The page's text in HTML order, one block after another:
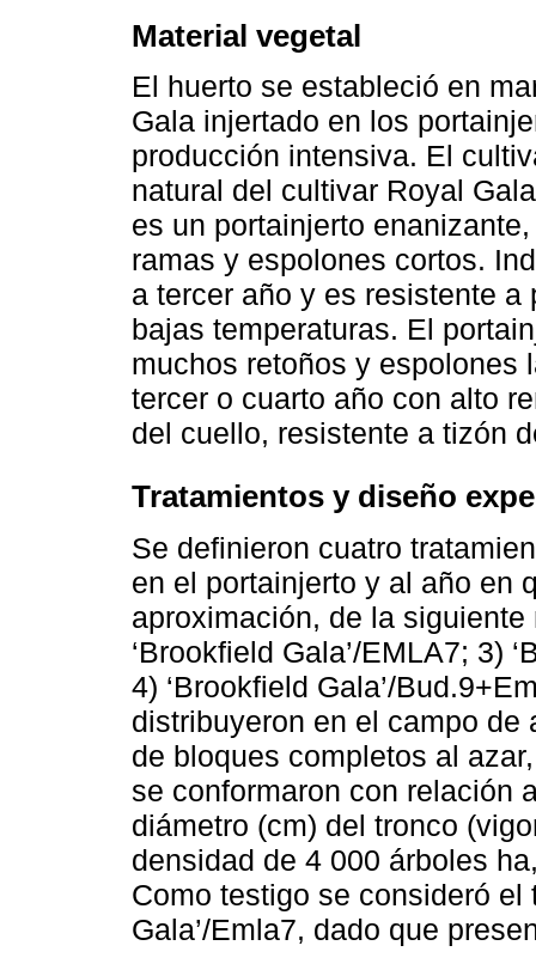
Material vegetal
El huerto se estableció en
Gala injertado en los
producción intensiva. El
natural del cultivar Royal
es un portainjerto
ramas y espolones cortos.
a tercer año y es resistente
bajas temperaturas. El
muchos retoños y espolones
tercer o cuarto año con alto
del cuello, resistente a tizón
Tratamientos y diseño
Se definieron cuatro
en el portainjerto y al año en
aproximación, de la siguiente
‘Brookfield Gala’/EMLA7; 3)
4) ‘Brookfield Gala’/
distribuyeron en el campo
de bloques completos al
se conformaron con relación
diámetro (cm) del tronco
densidad de 4 000 árboles
Como testigo se consideró el
Gala’/Emla7, dado que